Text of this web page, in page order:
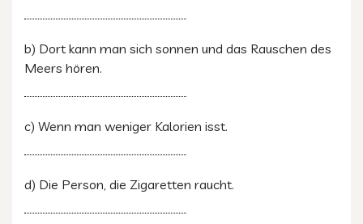
b) Dort kann man sich sonnen und das Rauschen des
Meers hören.
c) Wenn man weniger Kalorien isst.
d) Die Person, die Zigaretten raucht.